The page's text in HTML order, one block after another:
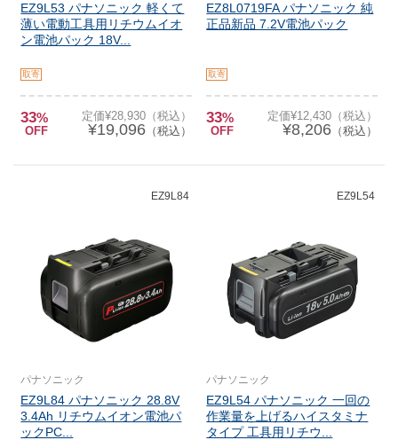
EZ9L53 パナソニック 軽くて
薄い電動工具用リチウムイオ
ン電池パック 18V...
取寄
33%
OFF
定価¥28,930（税込）
¥19,096（税込）
EZ8L0719FA パナソニック 純
正品新品 7.2V電池パック
取寄
33%
OFF
定価¥12,430（税込）
¥8,206（税込）
EZ9L84
パナソニック
EZ9L84 パナソニック 28.8V
3.4Ah リチウムイオン電池パ
ックPC...
EZ9L54
パナソニック
EZ9L54 パナソニック 一回の
作業量を上げるハイスタミナ
タイプ 工具用リチウ...